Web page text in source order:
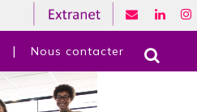
Nous contacter